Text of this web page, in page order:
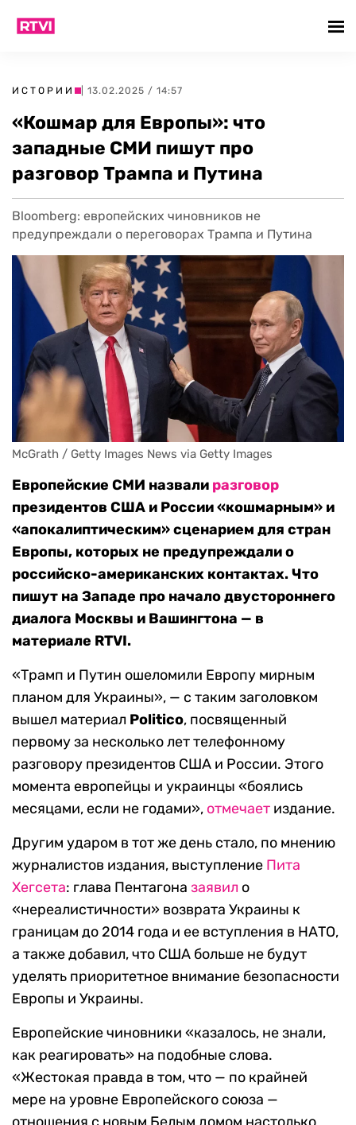
ИСТОРИИ | 13.02.2025 / 14:57
«Кошмар для Европы»: что
западные СМИ пишут про
разговор Трампа и Путина
Bloomberg: европейских чиновников не
предупреждали о переговорах Трампа и Путина
McGrath / Getty Images News via Getty Images
Европейские СМИ назвали разговор
президентов США и России «кошмарным» и
«апокалиптическим» сценарием для стран
Европы, которых не предупреждали о
российско-американских контактах. Что
пишут на Западе про начало двустороннего
диалога Москвы и Вашингтона — в
материале RTVI.
«Трамп и Путин ошеломили Европу мирным
планом для Украины», — с таким заголовком
вышел материал Politico, посвященный
первому за несколько лет телефонному
разговору президентов США и России. Этого
момента европейцы и украинцы «боялись
месяцами, если не годами», отмечает издание.
Другим ударом в тот же день стало, по мнению
журналистов издания, выступление Пита
Хегсета: глава Пентагона заявил о
«нереалистичности» возврата Украины к
границам до 2014 года и ее вступления в НАТО,
а также добавил, что США больше не будут
уделять приоритетное внимание безопасности
Европы и Украины.
Европейские чиновники «казалось, не знали,
как реагировать» на подобные слова.
«Жестокая правда в том, что — по крайней
мере на уровне Европейского союза —